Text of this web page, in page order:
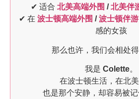
✔ 适合 北美高端外围 / 北美伴
✔ 在 波士顿高端外围 / 波士顿伴游
感的女孩
那么也许，我们会相处得
我是 Colette。
在波士顿生活，在北美
也是那个安静，却容易被